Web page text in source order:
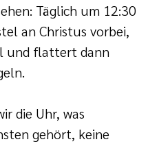
Täglich um 12:30
an Christus vorbei,
und flattert dann
die Uhr, was
gehört, keine